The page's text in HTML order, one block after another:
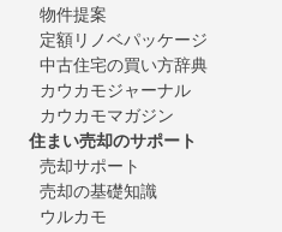
物件提案
定額リノベパッケージ
中古住宅の買い方辞典
カウカモジャーナル
カウカモマガジン
住まい売却のサポート
売却サポート
売却の基礎知識
ウルカモ